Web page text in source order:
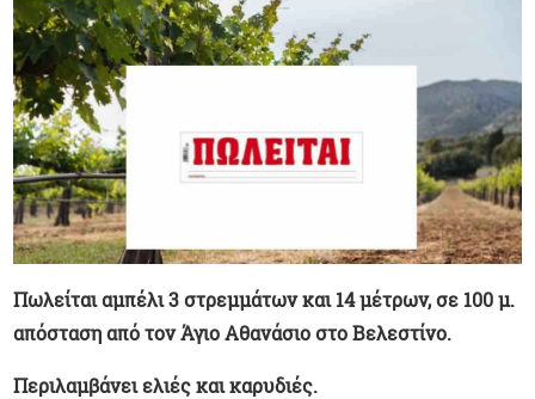
Πωλείται αμπέλι 3 στρεμμάτων και 14 μέτρων, σε 100 μ.
απόσταση από τον Άγιο Αθανάσιο στο Βελεστίνο.
Περιλαμβάνει ελιές και καρυδιές.